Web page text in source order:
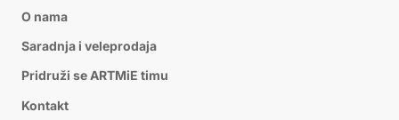
O nama
Saradnja i veleprodaja
Pridruži se ARTMiE timu
Kontakt